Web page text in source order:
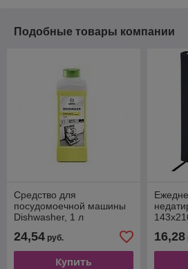
Подобные товары компании
Средство для
посудомоечной машины
Dishwasher, 1 л
24,54 руб.
Купить
л.
16,28